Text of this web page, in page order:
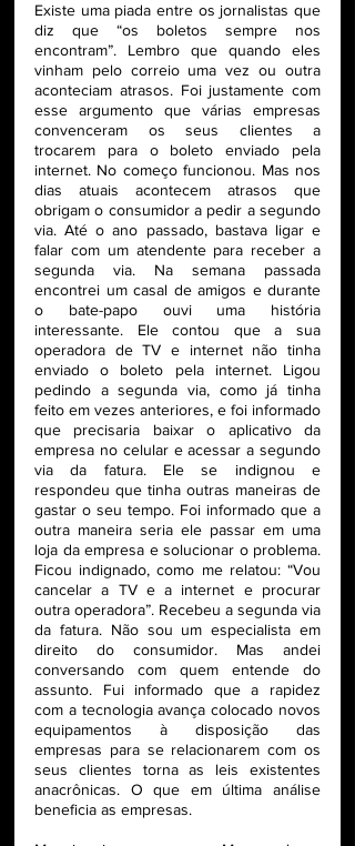
Existe uma piada entre os jornalistas que
diz que “os boletos sempre nos
encontram”. Lembro que quando eles
vinham pelo correio uma vez ou outra
aconteciam atrasos. Foi justamente com
esse argumento que várias empresas
convenceram os seus clientes a
trocarem para o boleto enviado pela
internet. No começo funcionou. Mas nos
dias atuais acontecem atrasos que
obrigam o consumidor a pedir a segundo
via. Até o ano passado, bastava ligar e
falar com um atendente para receber a
segunda via. Na semana passada
encontrei um casal de amigos e durante
o bate-papo ouvi uma história
interessante. Ele contou que a sua
operadora de TV e internet não tinha
enviado o boleto pela internet. Ligou
pedindo a segunda via, como já tinha
feito em vezes anteriores, e foi informado
que precisaria baixar o aplicativo da
empresa no celular e acessar a segundo
via da fatura. Ele se indignou e
respondeu que tinha outras maneiras de
gastar o seu tempo. Foi informado que a
outra maneira seria ele passar em uma
loja da empresa e solucionar o problema.
Ficou indignado, como me relatou: “Vou
cancelar a TV e a internet e procurar
outra operadora”. Recebeu a segunda via
da fatura. Não sou um especialista em
direito do consumidor. Mas andei
conversando com quem entende do
assunto. Fui informado que a rapidez
com a tecnologia avança colocado novos
equipamentos à disposição das
empresas para se relacionarem com os
seus clientes torna as leis existentes
anacrônicas. O que em última análise
beneficia as empresas.